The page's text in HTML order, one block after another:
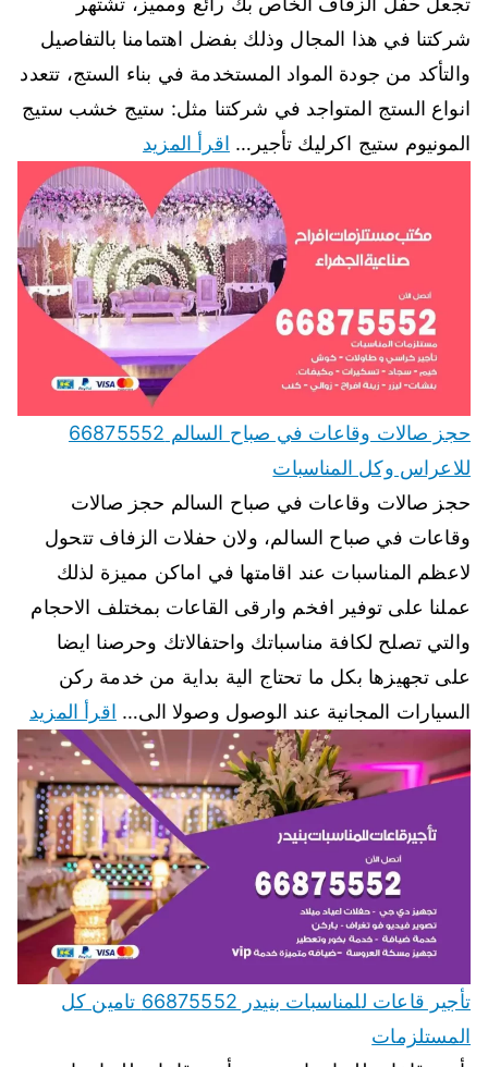
شركتنا في هذا المجال وذلك بفضل اهتمامنا بالتفاصيل
والتأكد من جودة المواد المستخدمة في بناء الستج، تتعدد
انواع الستج المتواجد في شركتنا مثل: ستيج خشب ستيج
المونيوم ستيج اكرليك تأجير… اقرأ المزيد
حجز صالات وقاعات في صباح السالم 66875552
للاعراس وكل المناسبات
حجز صالات وقاعات في صباح السالم حجز صالات
وقاعات في صباح السالم، ولان حفلات الزفاف تتحول
لاعظم المناسبات عند اقامتها في اماكن مميزة لذلك
عملنا على توفير افخم وارقى القاعات بمختلف الاحجام
والتي تصلح لكافة مناسباتك واحتفالاتك وحرصنا ايضا
على تجهيزها بكل ما تحتاج الية بداية من خدمة ركن
السيارات المجانية عند الوصول وصولا الى… اقرأ المزيد
تأجير قاعات للمناسبات بنيدر 66875552 تامين كل
المستلزمات